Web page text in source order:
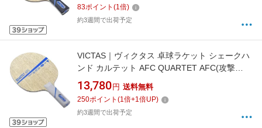
83ポイント (1倍)
約3週間で出荷予定
VICTAS｜ヴィクタス 卓球ラケット シェークハ
ンド カルテット AFC QUARTET AFC(攻撃
用/ST) 028605
13,780 円 送料無料
250ポイント (1倍+1倍UP)
約3週間で出荷予定